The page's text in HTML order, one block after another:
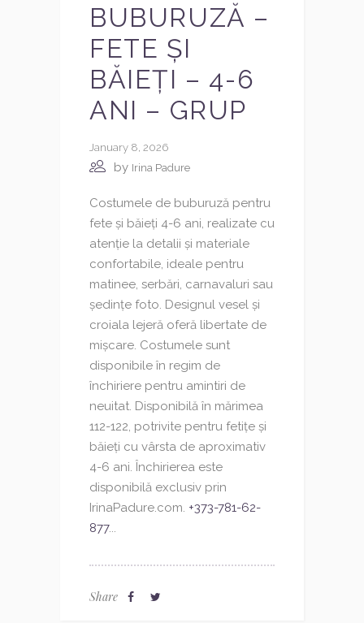
BUBURUZĂ –
FETE ȘI
BĂIEȚI – 4-6
ANI – GRUP
January 8, 2026
by Irina Padure
Costumele de buburuză pentru
fete și băieți 4-6 ani, realizate cu
atenție la detalii și materiale
confortabile, ideale pentru
matinee, serbări, carnavaluri sau
ședințe foto. Designul vesel și
croiala lejeră oferă libertate de
mișcare. Costumele sunt
disponibile în regim de
închiriere pentru amintiri de
neuitat. Disponibilă în mărimea
112-122, potrivite pentru fetițe și
băieți cu vârsta de aproximativ
4-6 ani. Închirierea este
disponibilă exclusiv prin
IrinaPadure.com. +373-781-62-
877...
Share